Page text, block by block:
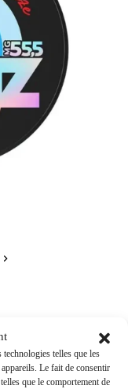
telles que les
Le fait de consentir
que le comportement de
nicotine
fabriqués par